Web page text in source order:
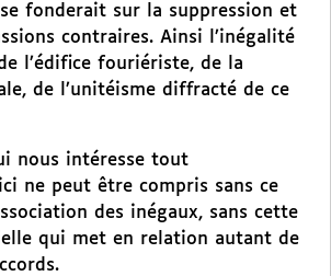
fonderait sur la suppression et
contraires. Ainsi l’inégalité
l’édifice fouriériste, de la
de l’unitéisme diffracté de ce
nous intéresse tout
ne peut être compris sans ce
des inégaux, sans cette
qui met en relation autant de